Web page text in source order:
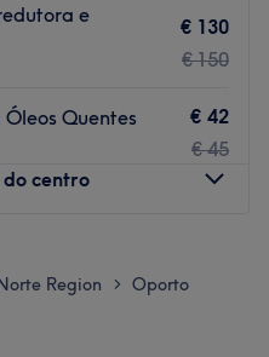
e
€ 130
€ 150
Quentes
€ 42
€ 45
centro
Fechado
Region > Oporto